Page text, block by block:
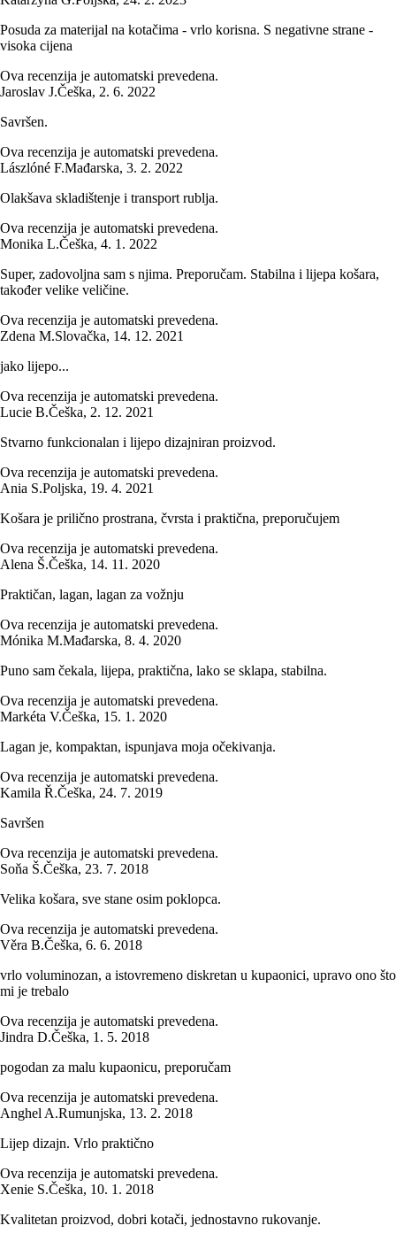
Posuda za materijal na kotačima - vrlo korisna. S negativne strane -
visoka cijena
Ova recenzija je automatski prevedena.
Jaroslav J.Češka, 2. 6. 2022
Savršen.
Ova recenzija je automatski prevedena.
Lászlóné F.Mađarska, 3. 2. 2022
Olakšava skladištenje i transport rublja.
Ova recenzija je automatski prevedena.
Monika L.Češka, 4. 1. 2022
Super, zadovoljna sam s njima. Preporučam. Stabilna i lijepa košara,
također velike veličine.
Ova recenzija je automatski prevedena.
Zdena M.Slovačka, 14. 12. 2021
jako lijepo...
Ova recenzija je automatski prevedena.
Lucie B.Češka, 2. 12. 2021
Stvarno funkcionalan i lijepo dizajniran proizvod.
Ova recenzija je automatski prevedena.
Ania S.Poljska, 19. 4. 2021
Košara je prilično prostrana, čvrsta i praktična, preporučujem
Ova recenzija je automatski prevedena.
Alena Š.Češka, 14. 11. 2020
Praktičan, lagan, lagan za vožnju
Ova recenzija je automatski prevedena.
Mónika M.Mađarska, 8. 4. 2020
Puno sam čekala, lijepa, praktična, lako se sklapa, stabilna.
Ova recenzija je automatski prevedena.
Markéta V.Češka, 15. 1. 2020
Lagan je, kompaktan, ispunjava moja očekivanja.
Ova recenzija je automatski prevedena.
Kamila Ř.Češka, 24. 7. 2019
Savršen
Ova recenzija je automatski prevedena.
Soňa Š.Češka, 23. 7. 2018
Velika košara, sve stane osim poklopca.
Ova recenzija je automatski prevedena.
Věra B.Češka, 6. 6. 2018
vrlo voluminozan, a istovremeno diskretan u kupaonici, upravo ono što
mi je trebalo
Ova recenzija je automatski prevedena.
Jindra D.Češka, 1. 5. 2018
pogodan za malu kupaonicu, preporučam
Ova recenzija je automatski prevedena.
Anghel A.Rumunjska, 13. 2. 2018
Lijep dizajn. Vrlo praktično
Ova recenzija je automatski prevedena.
Xenie S.Češka, 10. 1. 2018
Kvalitetan proizvod, dobri kotači, jednostavno rukovanje.